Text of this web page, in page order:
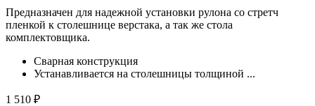
Предназначен для надежной установки рулона со стретч
пленкой к столешнице верстака, а так же стола
комплектовщика.
Сварная конструкция
Устанавливается на столешницы толщиной ...
1 510 ₽